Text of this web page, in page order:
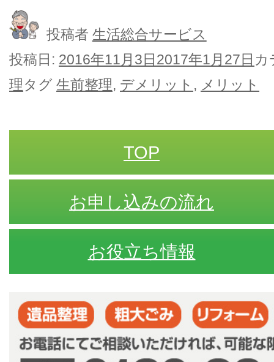
投稿者 生活総合サービス
投稿日: 2016年11月3日2017年1月27日
理タグ 生前整理, デメリット , メリット
TOP
お申し込みの流れ
お役立ち情報